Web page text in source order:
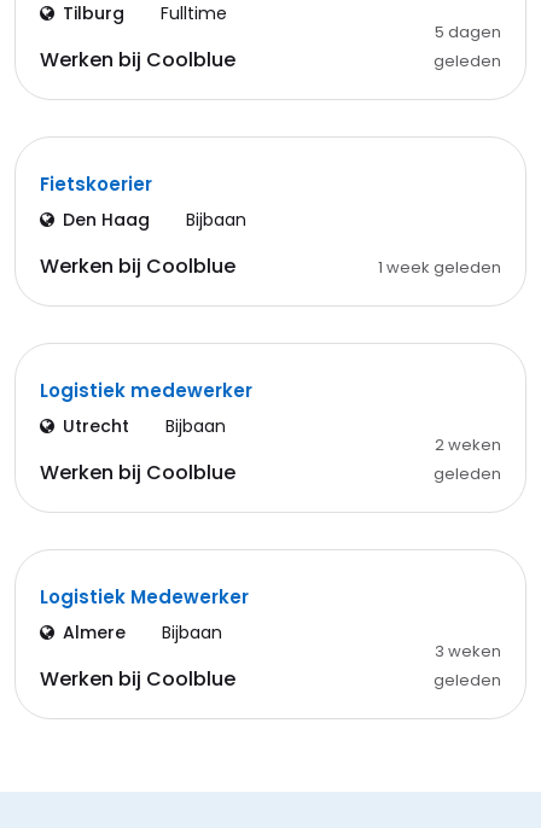
Tilburg Fulltime
Werken bij Coolblue
5 dagen
geleden
Fietskoerier
Den Haag Bijbaan
Werken bij Coolblue 1 week geleden
Logistiek medewerker
Utrecht Bijbaan
Werken bij Coolblue
2 weken
geleden
Logistiek Medewerker
Almere Bijbaan
Werken bij Coolblue
3 weken
geleden